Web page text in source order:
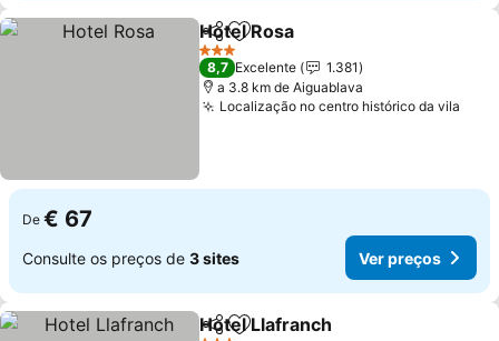
PartilharAdicionar aos favoritos
Hotel Rosa
3 Estrelas
8,7 Excelente
1.381
a 3.8 km de Aiguablava
Localização no centro histórico da vila
De € 67
Consulte os preços de 3 sites Ver preços
PartilharAdicionar aos favoritos
Hotel Llafranch